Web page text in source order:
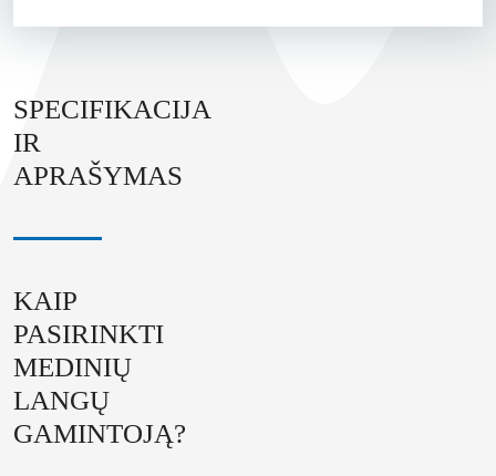
SPECIFIKACIJA
IR
APRAŠYMAS
KAIP
PASIRINKTI
MEDINIŲ
LANGŲ
GAMINTOJĄ?